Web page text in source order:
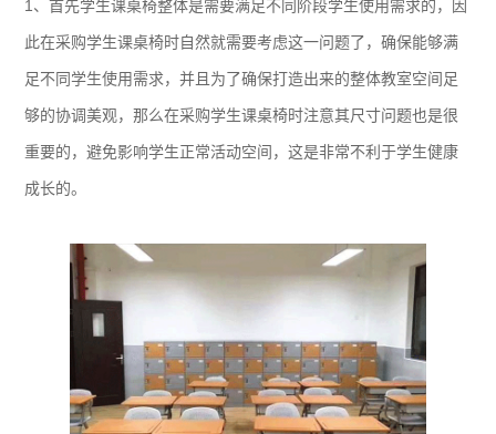
1、首先学生课桌椅整体是需要满足不同阶段学生使用需求的，因
此在采购学生课桌椅时自然就需要考虑这一问题了，确保能够满
足不同学生使用需求，并且为了确保打造出来的整体教室空间足
够的协调美观，那么在采购学生课桌椅时注意其尺寸问题也是很
重要的，避免影响学生正常活动空间，这是非常不利于学生健康
成长的。